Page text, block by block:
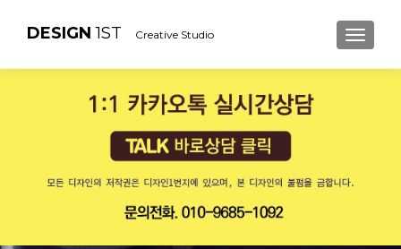
내비게
DESIGN 1ST Creative Studio